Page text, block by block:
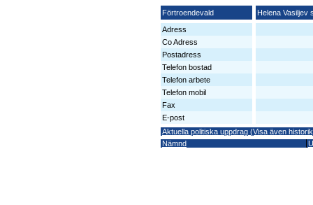
Förtroendevald
Helena Vasiljev
Adress
Co Adress
Postadress
Telefon bostad
Telefon arbete
Telefon mobil
Fax
E-post
Aktuella politiska uppdrag (Visa även
Nämnd